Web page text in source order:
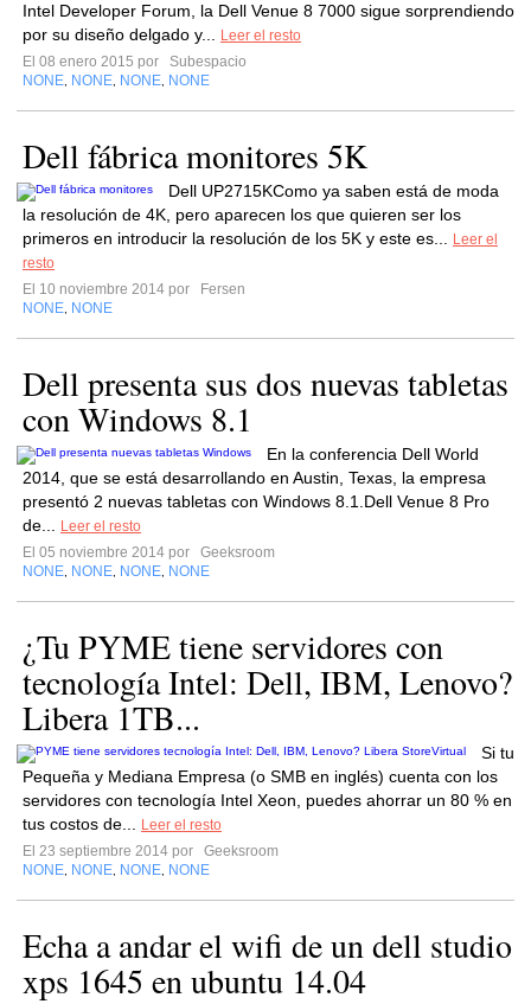
Intel Developer Forum, la Dell Venue 8 7000 sigue sorprendiendo
por su diseño delgado y...
Leer el resto
El 08 enero 2015 por
Subespacio
NONE NONE NONE NONE
Dell fábrica monitores 5K
Dell UP2715KComo ya saben está de moda
la resolución de 4K, pero aparecen los que quieren ser los
primeros en introducir la resolución de los 5K y este es...
Leer el
resto
El 10 noviembre 2014 por
Fersen
NONE NONE
Dell presenta sus dos nuevas tabletas
con Windows 8.1
En la conferencia Dell World
2014, que se está desarrollando en Austin, Texas, la empresa
presentó 2 nuevas tabletas con Windows 8.1.Dell Venue 8 Pro
de...
Leer el resto
El 05 noviembre 2014 por
Geeksroom
NONE NONE NONE NONE
¿Tu PYME tiene servidores con
tecnología Intel: Dell, IBM, Lenovo?
Libera 1TB...
Si tu
Pequeña y Mediana Empresa (o SMB en inglés) cuenta con los
servidores con tecnología Intel Xeon, puedes ahorrar un 80 % en
tus costos de...
Leer el resto
El 23 septiembre 2014 por
Geeksroom
NONE NONE NONE NONE
Echa a andar el wifi de un dell studio
xps 1645 en ubuntu 14.04